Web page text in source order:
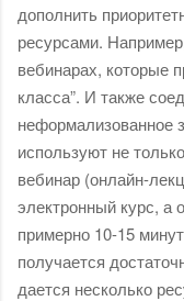
дополнить
ресурсами.
вебинарах, которые
класса”. И также
неформализованное
используют не
вебинар (онлайн-
электронный курс,
примерно 10-15
получается
дается несколько